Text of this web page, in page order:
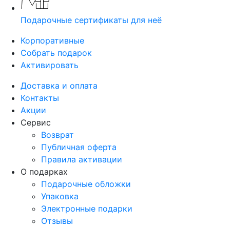
Подарочные сертификаты для неё
Корпоративные
Собрать подарок
Активировать
Доставка и оплата
Контакты
Акции
Сервис
Возврат
Публичная оферта
Правила активации
О подарках
Подарочные обложки
Упаковка
Электронные подарки
Отзывы